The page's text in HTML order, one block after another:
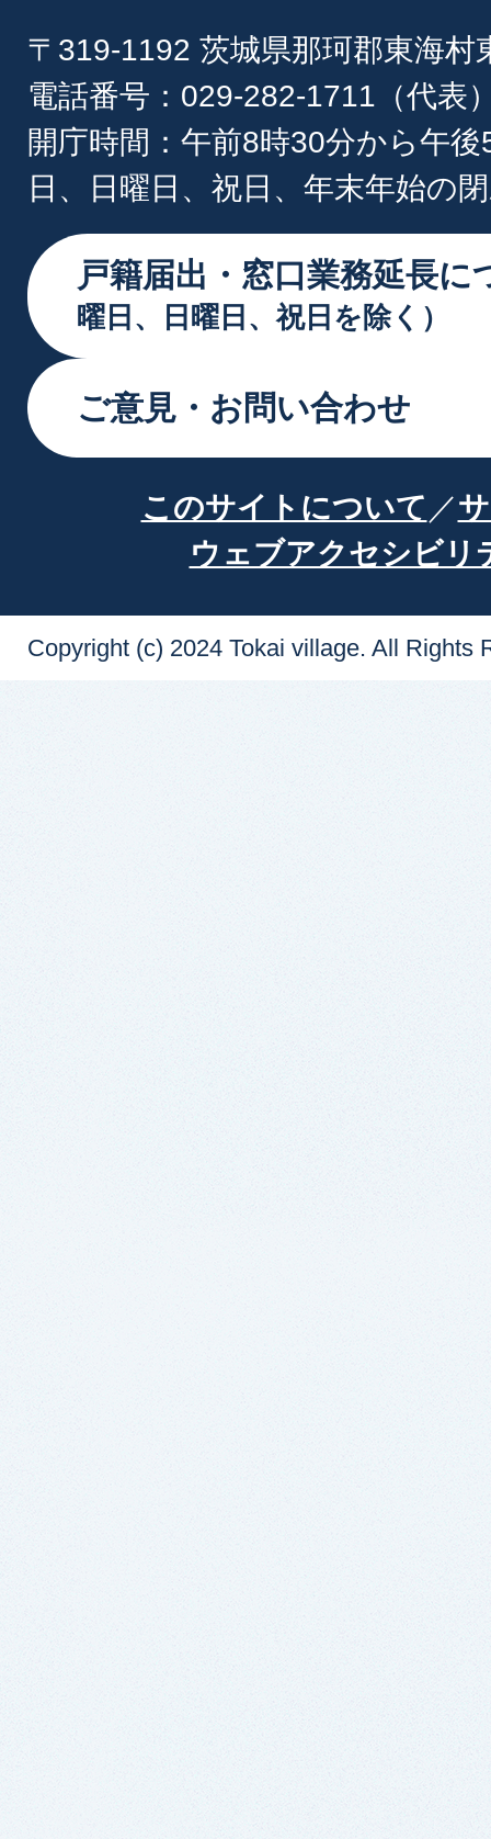
〒319-1192 茨城県那珂郡東海村
電話番号：029-282-1711（代表
開庁時間：午前8時30分から午
日、日曜日、祝日、年末年始の
戸籍届出・窓口業務延長に
曜日、日曜日、祝日を除く）
ご意見・お問い合わせ
このサイトについて
ウェブアクセシビリ
Copyright (c) 2024 Tokai village. All Rights